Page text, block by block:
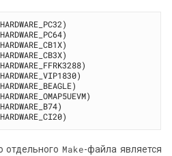
отдельного Make-файла является